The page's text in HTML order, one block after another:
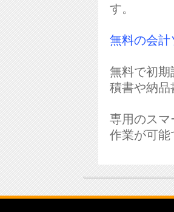
す。
無料の会計
無料で初
積書や納
専用のス
作業が可能